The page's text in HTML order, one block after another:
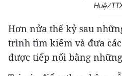
Huệ/
Hơn nửa thế kỷ sau
trình tìm kiếm và đưa
được tiếp nối bằng